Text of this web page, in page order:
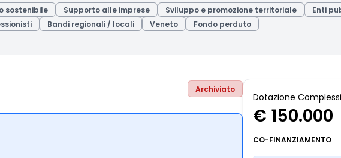
sostenibile Supporto alle imprese Sviluppo e promozione territoriale
Enti
Bandi regionali / locali Veneto Fondo perduto
Archiviato
Dotazione
€ 150.000
CO-FINANZIAMENTO